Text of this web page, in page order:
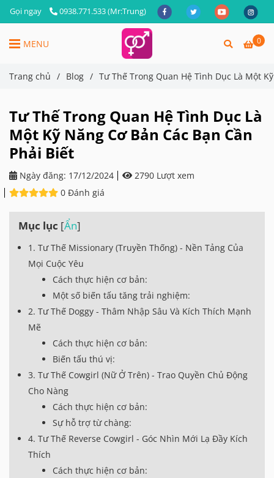
Gọi ngay 0938.771.533 (Mr:Trung)
0
MENU
Trang chủ / Blog / Tư Thế Trong Quan Hệ Tình Dục Là Một
Tư Thế Trong Quan Hệ Tình Dục Là
Một Kỹ Năng Cơ Bản Các Bạn Cần
Phải Biết
Ngày đăng: 17/12/2024
2790 Lượt xem
0 Đánh giá
Mục lục [Ẩn]
1. Tư Thế Missionary (Truyền Thống) - Nền Tảng Của
Mọi Cuộc Yêu
Cách thực hiện cơ bản:
Một số biến tấu tăng trải nghiệm:
2. Tư Thế Doggy - Thâm Nhập Sâu Và Kích Thích Mạnh
Mẽ
Cách thực hiện cơ bản:
Biến tấu thú vị:
3. Tư Thế Cowgirl (Nữ Ở Trên) - Trao Quyền Chủ Động
Cho Nàng
Cách thực hiện cơ bản:
Sự hỗ trợ từ chàng:
4. Tư Thế Reverse Cowgirl - Góc Nhìn Mới Lạ Đầy Kích
Thích
Cách thực hiện cơ bản: